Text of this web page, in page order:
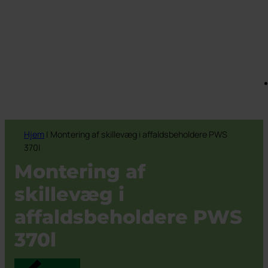
Hjem | Montering af skillevæg i affaldsbeholdere PWS
370l
Montering af
skillevæg i
affaldsbeholdere PWS
370l